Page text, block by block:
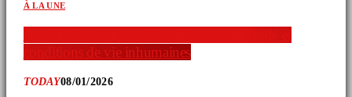
À LA UNE
conditions de vie inhumaines
TODAY08/01/2026